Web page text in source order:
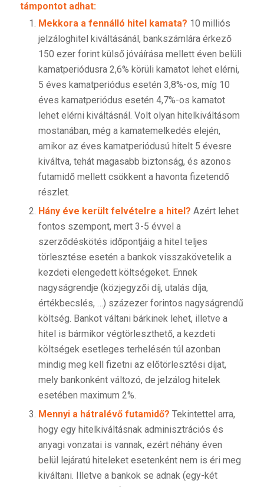
támpontot adhat:
Mekkora a fennálló hitel kamata? 10 milliós
jelzáloghitel kiváltásánál, bankszámlára érkező
150 ezer forint külső jóváírása mellett éven belüli
kamatperiódusra 2,6% körüli kamatot lehet elérni,
5 éves kamatperiódus esetén 3,8%-os, míg 10
éves kamatperiódus esetén 4,7%-os kamatot
lehet elérni kiváltásnál. Volt olyan hitelkiváltásom
mostanában, még a kamatemelkedés elején,
amikor az éves kamatperiódusú hitelt 5 évesre
kiváltva, tehát magasabb biztonság, és azonos
futamidő mellett csökkent a havonta fizetendő
részlet.
Hány éve került felvételre a hitel? Azért lehet
fontos szempont, mert 3-5 évvel a
szerződéskötés időpontjáig a hitel teljes
törlesztése esetén a bankok visszakövetelik a
kezdeti elengedett költségeket. Ennek
nagyságrendje (közjegyzői díj, utalás díja,
értékbecslés, …) százezer forintos nagyságrendű
költség. Bankot váltani bárkinek lehet, illetve a
hitel is bármikor végtörleszthető, a kezdeti
költségek esetleges terhelésén túl azonban
mindig meg kell fizetni az előtörlesztési díjat,
mely bankonként változó, de jelzálog hitelek
esetében maximum 2%.
Mennyi a hátralévő futamidő? Tekintettel arra,
hogy egy hitelkiváltásnak adminisztrációs és
anyagi vonzatai is vannak, ezért néhány éven
belül lejáratú hiteleket esetenként nem is éri meg
kiváltani. Illetve a bankok se adnak (egy-két